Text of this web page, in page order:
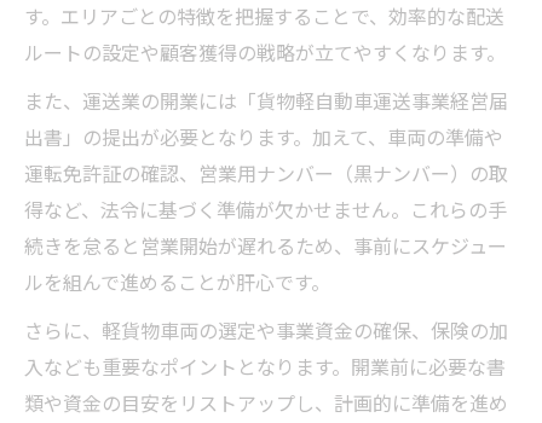
す。エリアごとの特徴を把握することで、効率的な配送
ルートの設定や顧客獲得の戦略が立てやすくなります。
また、運送業の開業には「貨物軽自動車運送事業経営届
出書」の提出が必要となります。加えて、車両の準備や
運転免許証の確認、営業用ナンバー（黒ナンバー）の取
得など、法令に基づく準備が欠かせません。これらの手
続きを怠ると営業開始が遅れるため、事前にスケジュー
ルを組んで進めることが肝心です。
さらに、軽貨物車両の選定や事業資金の確保、保険の加
入なども重要なポイントとなります。開業前に必要な書
類や資金の目安をリストアップし、計画的に準備を進め